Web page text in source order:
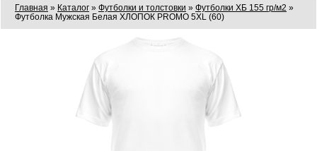
Главная » Каталог » Футболки и толстовки » Футболки ХБ 155 гр/м2 »
Футболка Мужская Белая ХЛОПОК PROMO 5XL (60)